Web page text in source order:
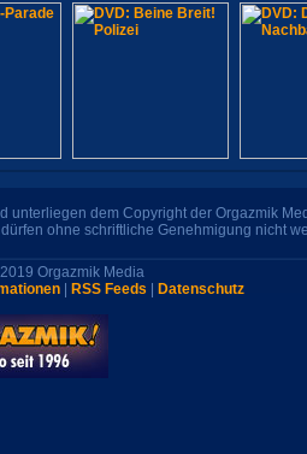
dem Copyright der Orgazmik
ohne schriftliche Genehmigung nicht
Orgazmik Media
RSS Feeds Datenschutz